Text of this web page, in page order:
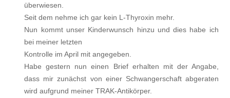
überwiesen.
Seit dem nehme ich gar kein L-Thyroxin mehr.
Nun kommt unser Kinderwunsch hinzu und dies habe ich
bei meiner letzten
Kontrolle im April mit angegeben.
Habe gestern nun einen Brief erhalten mit der Angabe,
dass mir zunächst von einer Schwangerschaft abgeraten
wird aufgrund meiner TRAK-Antikörper.